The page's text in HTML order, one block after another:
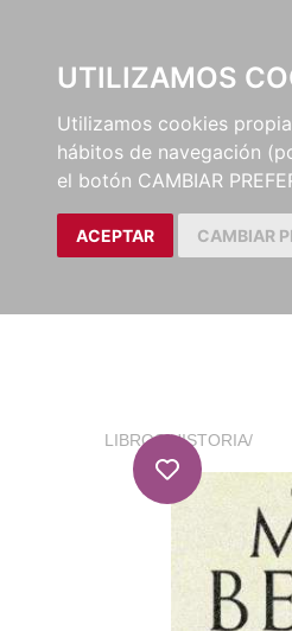
UTILIZAMOS
Utilizamos cookies
hábitos de navegación
el botón CAMBIAR
ACEPTAR CAMBIAR
LIBROS/HISTORIA/